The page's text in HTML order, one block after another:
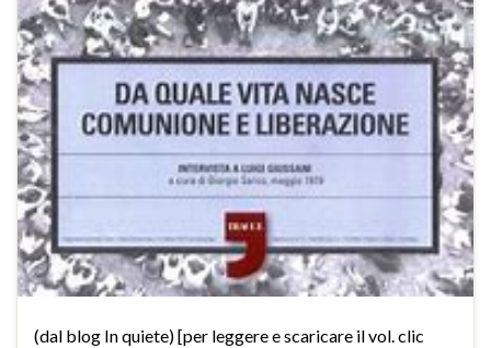
(dal blog In quiete) [per leggere e scaricare il vol. clic